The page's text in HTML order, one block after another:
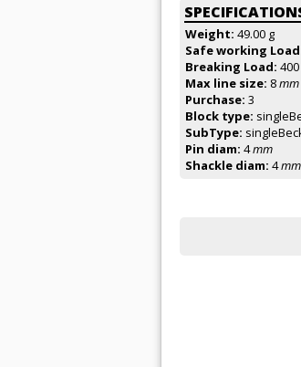
Weight: 49.00 g
Safe working
Breaking Load: 400
Max line size: 8mm
Purchase: 3
Block type:
SubType:
Pin diam: 4mm
Shackle diam: 4mm